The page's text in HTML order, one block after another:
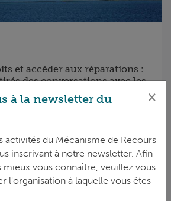
et accéder aux réparations :
des conversations avec les
société civile basées en
à la newsletter du
×
activités du Mécanisme de Recours
inscrivant à notre newsletter. Afin
mieux vous connaître, veuillez vous
l'organisation à laquelle vous êtes